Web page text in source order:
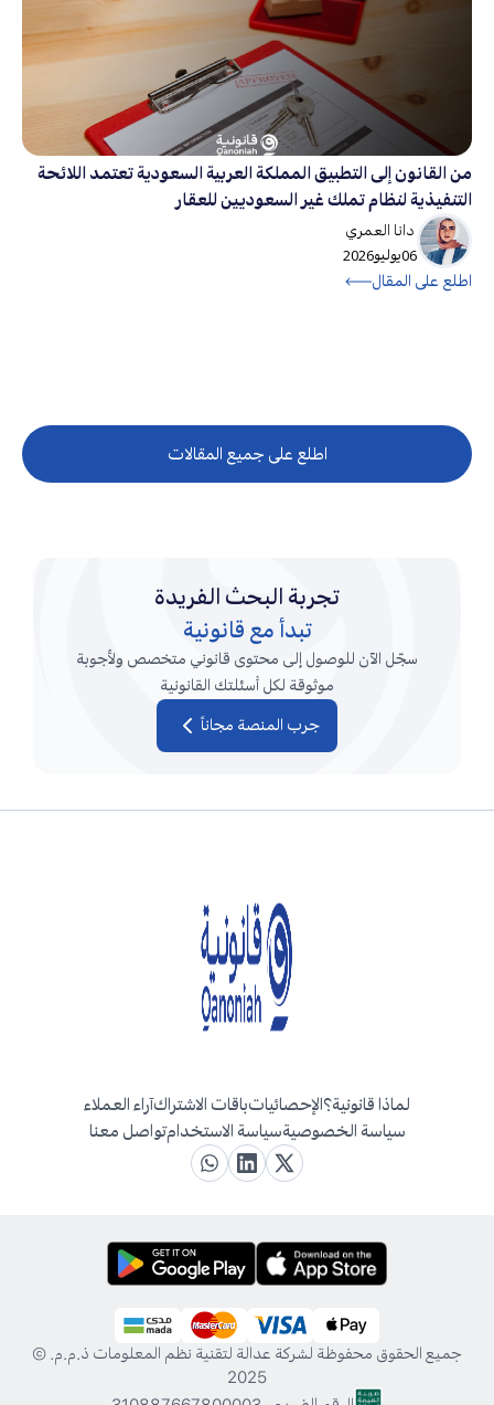
من القانون إلى التطبيق المملكة العربية السعودية تعتمد اللائحة
التنفيذية لنظام تملك غير السعوديين للعقار
دانا العمري
2026يوليو06
اطلع على المقال
اطلع على جميع المقالات
جرب المنصة مجاناً
تجربة البحث الفريدة
تبدأ مع قانونية
سجّل الآن للوصول إلى محتوى قانوني متخصص ولأجوبة
موثوقة لكل أسئلتك القانونية
لماذا قانونية؟الإحصائياتباقات الاشتراكآراء العملاء
سياسة الخصوصيةسياسة الاستخدامتواصل معنا
جميع الحقوق محفوظة لشركة عدالة لتقنية نظم المعلومات ذ.م.م. ©
2025